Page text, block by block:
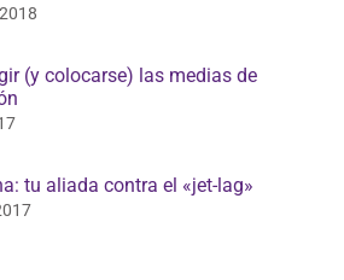
(y colocarse) las medias de
tu aliada contra el «jet-lag»